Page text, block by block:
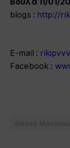
blogs : http://
Ε-mail :
Facebook :
Θάνος